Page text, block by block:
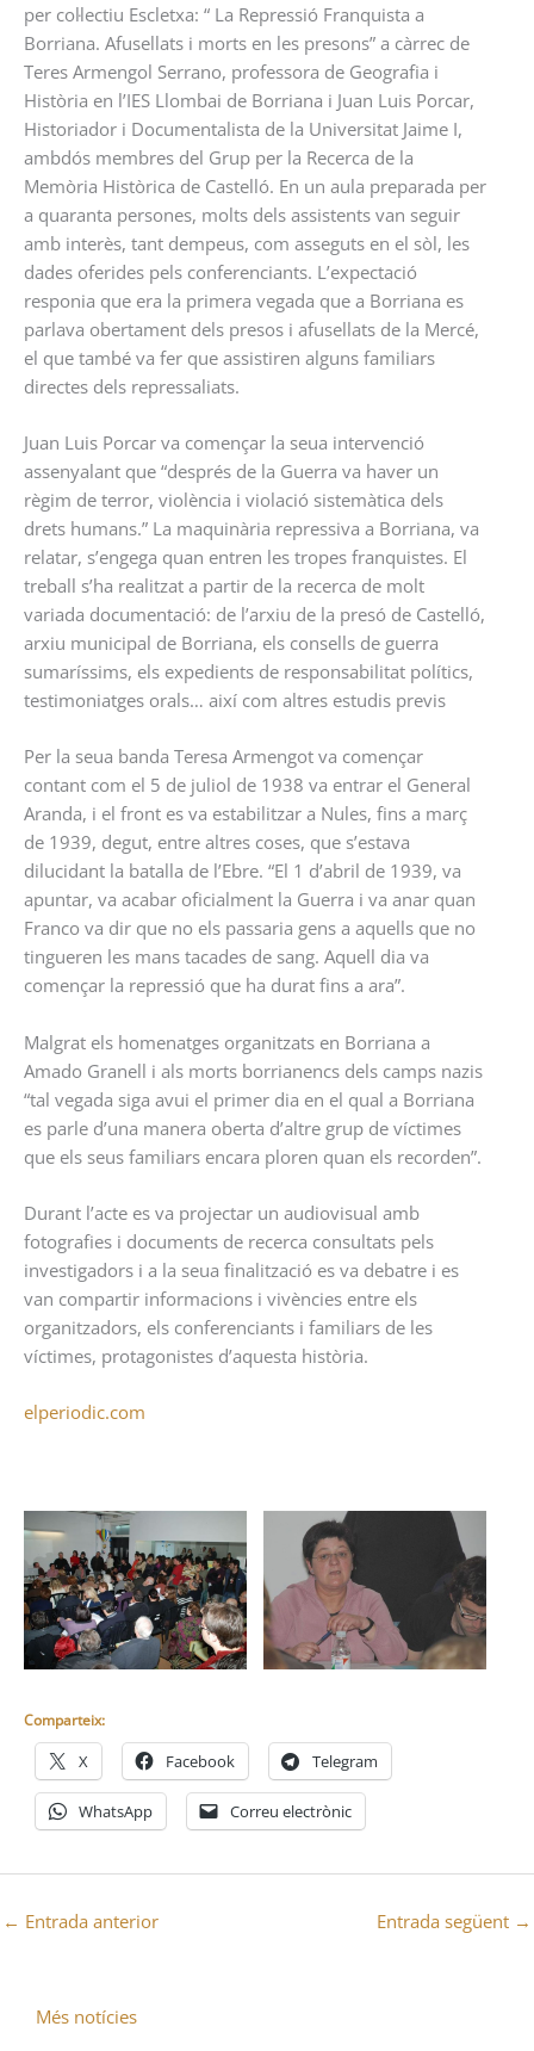
per col·lectiu Escletxa: “ La Repressió Franquista a
Borriana. Afusellats i morts en les presons” a càrrec de
Teres Armengol Serrano, professora de Geografia i
Història en l’IES Llombai de Borriana i Juan Luis Porcar,
Historiador i Documentalista de la Universitat Jaime I,
ambdós membres del Grup per la Recerca de la
Memòria Històrica de Castelló. En un aula preparada per
a quaranta persones, molts dels assistents van seguir
amb interès, tant dempeus, com asseguts en el sòl, les
dades oferides pels conferenciants. L’expectació
responia que era la primera vegada que a Borriana es
parlava obertament dels presos i afusellats de la Mercé,
el que també va fer que assistiren alguns familiars
directes dels repressaliats.
Juan Luis Porcar va començar la seua intervenció
assenyalant que “després de la Guerra va haver un
règim de terror, violència i violació sistemàtica dels
drets humans.” La maquinària repressiva a Borriana, va
relatar, s’engega quan entren les tropes franquistes. El
treball s’ha realitzat a partir de la recerca de molt
variada documentació: de l’arxiu de la presó de Castelló,
arxiu municipal de Borriana, els consells de guerra
sumaríssims, els expedients de responsabilitat polítics,
testimoniatges orals… així com altres estudis previs
Per la seua banda Teresa Armengot va començar
contant com el 5 de juliol de 1938 va entrar el General
Aranda, i el front es va estabilitzar a Nules, fins a març
de 1939, degut, entre altres coses, que s’estava
dilucidant la batalla de l’Ebre. “El 1 d’abril de 1939, va
apuntar, va acabar oficialment la Guerra i va anar quan
Franco va dir que no els passaria gens a aquells que no
tingueren les mans tacades de sang. Aquell dia va
començar la repressió que ha durat fins a ara”.
Malgrat els homenatges organitzats en Borriana a
Amado Granell i als morts borrianencs dels camps nazis
“tal vegada siga avui el primer dia en el qual a Borriana
es parle d’una manera oberta d’altre grup de víctimes
que els seus familiars encara ploren quan els recorden”.
Durant l’acte es va projectar un audiovisual amb
fotografies i documents de recerca consultats pels
investigadors i a la seua finalització es va debatre i es
van compartir informacions i vivències entre els
organitzadors, els conferenciants i familiars de les
víctimes, protagonistes d’aquesta història.
elperiodic.com
Comparteix:
X Facebook Telegram
WhatsApp Correu electrònic
← Entrada anterior Entrada següent →
Més notícies